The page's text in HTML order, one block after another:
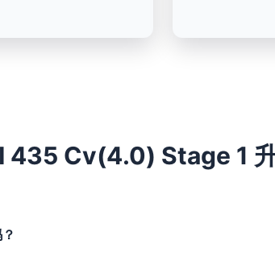
435 Cv(4.0) Stage 1